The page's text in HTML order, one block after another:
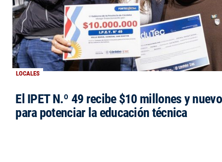
LOCALES
El IPET N.º 49 recibe $10 millones y
para potenciar la educación técnica